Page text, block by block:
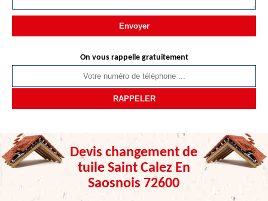
On vous rappelle gratuitement
Devis changement de
tuile Saint Calez En
Saosnois 72600